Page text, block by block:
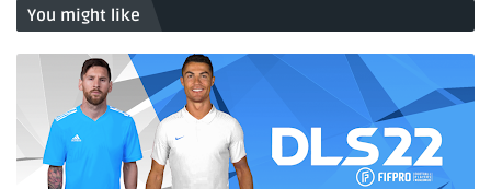
You might like